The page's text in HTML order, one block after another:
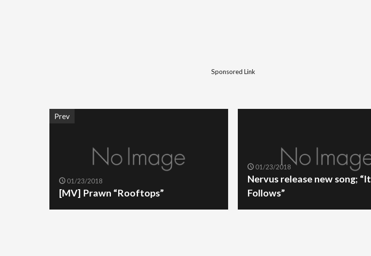
Sponsored Link
Prev
01/23/2018
[MV] Prawn “Rooftops”
01/23/2018
Nervus release new song; “It
Follows”